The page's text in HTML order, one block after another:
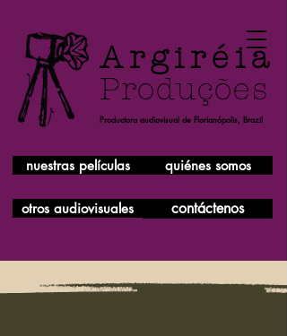
otros audiovisuales contáctenos
Argiréia
Produções
quiénes somos
nuestras películas
Productora audiovisual de Florianópolis, Brazil